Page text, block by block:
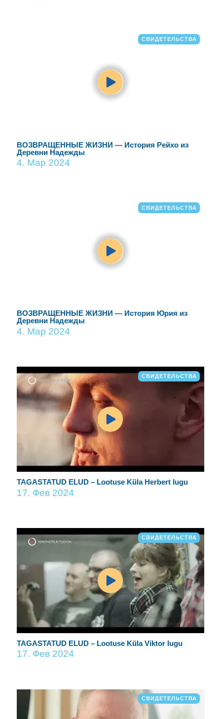
СВИДЕТЕЛЬСТВА
ВОЗВРАЩЕННЫЕ ЖИЗНИ — История Рейхо из
Деревни Надежды
4. Мар 2024
СВИДЕТЕЛЬСТВА
ВОЗВРАЩЕННЫЕ ЖИЗНИ — История Юрия из
Деревни Надежды
4. Мар 2024
СВИДЕТЕЛЬСТВА
TAGASTATUD ELUD – Lootuse Küla Herbert lugu
17. Фев 2024
СВИДЕТЕЛЬСТВА
TAGASTATUD ELUD – Lootuse Küla Viktor lugu
17. Фев 2024
СВИДЕТЕЛЬСТВА